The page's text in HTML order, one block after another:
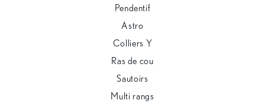
Pendentif
Astro
Colliers Y
Ras de cou
Sautoirs
Multi rangs